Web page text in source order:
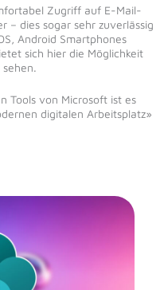
Zugriff auf E-Mail-
– dies sogar sehr zuverlässig
Android Smartphones
sich hier die Möglichkeit
Tools von Microsoft ist es
digitalen Arbeitsplatz»